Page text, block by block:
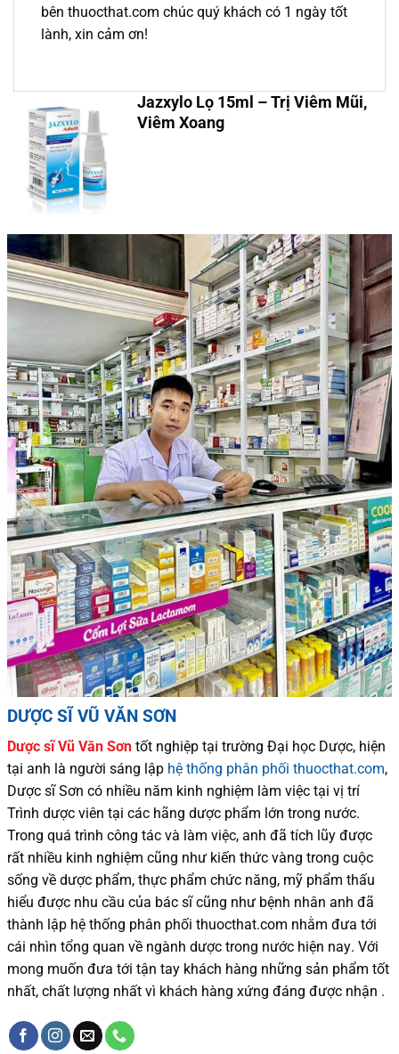
bên thuocthat.com chúc quý khách có 1 ngày tốt
lành, xin cảm ơn!
Jazxylo Lọ 15ml – Trị Viêm Mũi,
Viêm Xoang
DƯỢC SĨ VŨ VĂN SƠN
Dược sĩVũ Văn Sơn tốt nghiệp tại trường Đại học Dược, hiện
tại anh là người sáng lập hệ thống phân phối thuocthat.com,
Dược sĩSơn có nhiều năm kinh nghiệm làm việc tại vị trí
Trình dược viên tại các hãng dược phẩm lớn trong nước.
Trong quá trình công tác và làm việc, anh đã tích lũy được
rất nhiều kinh nghiệm cũng như kiến thức vàng trong cuộc
sống về dược phẩm, thực phẩm chức năng, mỹ phẩm thấu
hiểu được nhu cầu của bác sĩcũng như bệnh nhân anh đã
thành lập hệ thống phân phối thuocthat.com nhằm đưa tới
cái nhìn tổng quan về ngành dược trong nước hiện nay. Với
mong muốn đưa tới tận tay khách hàng những sản phẩm tốt
nhất, chất lượng nhất vì khách hàng xứng đáng được nhận .